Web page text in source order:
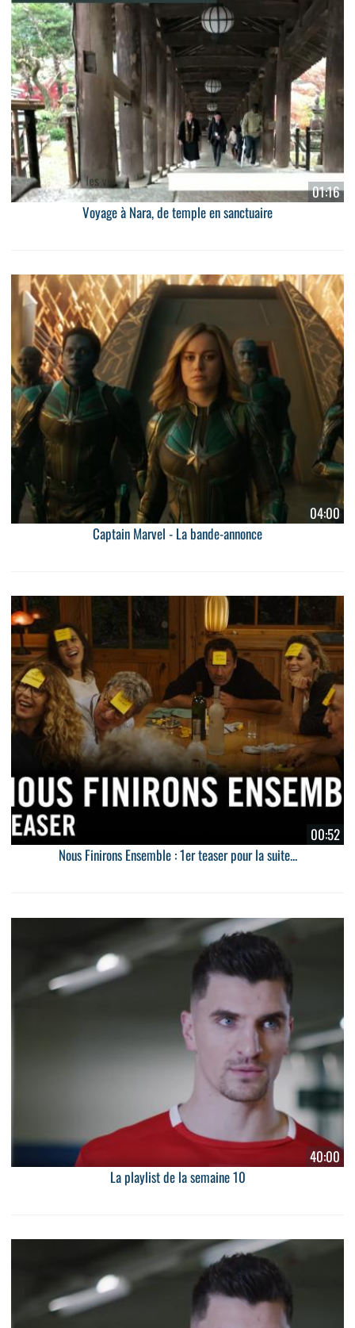
01:16
Voyage à Nara, de temple en sanctuaire
04:00
Captain Marvel - La bande-annonce
00:52
Nous Finirons Ensemble : 1er teaser pour la suite...
40:00
La playlist de la semaine 10